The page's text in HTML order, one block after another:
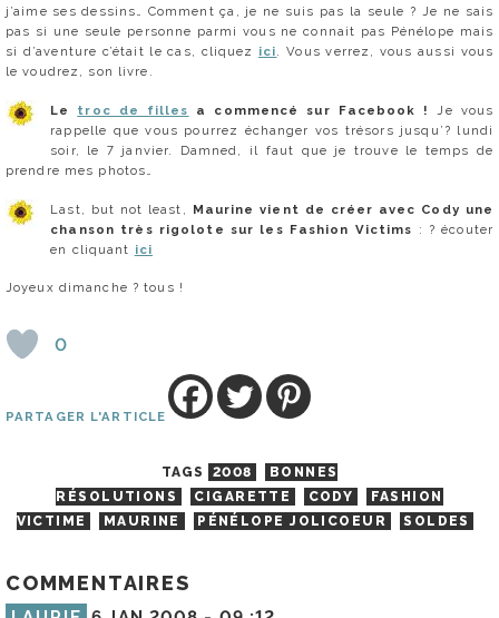
j’aime ses dessins… Comment ça, je ne suis pas la seule ? Je ne sais
pas si une seule personne parmi vous ne connait pas Pénélope mais
si d’aventure c’était le cas, cliquez ici. Vous verrez, vous aussi vous
le voudrez, son livre.
Le troc de filles a commencé sur Facebook !
Je vous
rappelle que vous pourrez échanger vos trésors jusqu’? lundi
soir, le 7 janvier. Damned, il faut que je trouve le temps de
prendre mes photos…
Last, but not least,
Maurine vient de créer avec Cody une
chanson très rigolote sur les Fashion Victims : ? écouter
en cliquant ici
Joyeux dimanche ? tous !
0
PARTAGER L'ARTICLE
TAGS 2008
BONNES
RÉSOLUTIONS
CIGARETTE CODY
FASHION
VICTIME
MAURINE PÉNÉLOPE JOLICOEUR SOLDES
COMMENTAIRES